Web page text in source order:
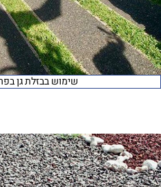
שימוש בבזלת גן